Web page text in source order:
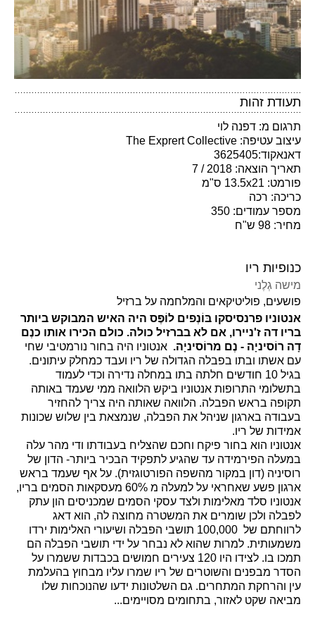
תעודת זהות
תרגום מ: דפנה לוי
עיצוב עטיפה: The Exprert Collective
דאנאקוד:3625405
תאריך הוצאה: 2018 / 7
פורמט: 13.5x21 ס"מ
כריכה: רכה
מספר עמודים: 350
מחיר: 98 ש"ח
כנופיות ריו
מישה גְלֶני
פושעים, פוליטיקאים והמלחמה על ברזיל
אנטוניו פרנסיסקו בּוֹנְפים לוֹפֶּס היה האיש המבוקש ביותר
בריו דה ז'ניירו, אם לא בברזיל כולה. כולם הכירו אותו כנֶם
דָה רוֹסיניָה - נֶם מרוֹסיניָה. אנטוניו היה בחור נורמטיבי שחי
עם אשתו ובתו בפבלה הגדולה של ריו ועבד כמחלק עיתונים.
בגיל 10 חודשים חלתה בתו במחלה נדירה וכדי לעמוד
בתשלומי התרופות אנטוניו ביקש הלוואה ממי שעמד באותה
תקופה בראש הפבלה. הלוואה שאותה היה צריך להחזיר
בעבודה בארגון שניהל את הפבלה, שנמצאת בין שלוש שכונות
אמידות של ריו.
אנטוניו הוא בחור פיקח וחכם שהצליח בעבודתו ודי מהר עלה
במעלה הפירמידה עד שהגיע לתפקיד הבכיר ביותר- הדון של
רוסיניה (דון במקור מהשפה הפורטוגזית). על אף שעמד בראש
ארגון פשע שאחראי על למעלה מ 60% מעסקאות הסמים בריו,
אנטוניו סלד מאלימות ולצד עסקי הסמים שמכניסים הון עתק
לפבלה ולכן שומרים את המשטרה מחוצה לה, הוא דאג
לרווחתם של 100,000 תושבי הפבלה ושיעורי האלימות ירדו
משמעותית. למרות שהוא לא נבחר על ידי תושבי הפבלה הם
תמכו בו. לצידו היו 120 צעירים חמושים בכבדות ששמרו על
הסדר מבפנים והשוטרים של ריו שמרו עליו מבחוץ בהעלמת
עין והרחקת המתחרים. גם השלטונות ידעו שהנוכחות שלו
מביאה שקט לאזור, בתחומים מסויימים...